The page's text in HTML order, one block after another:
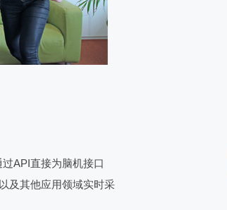
API直接为脑机接口
及其他应用领域实时采